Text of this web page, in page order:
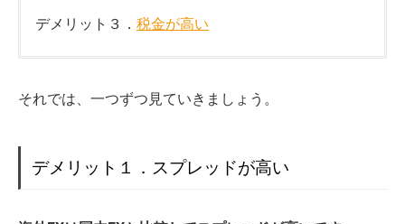
デメリット３． 税金が高い
それでは、一つずつ見ていきましょう。
デメリット１．スプレッドが高い